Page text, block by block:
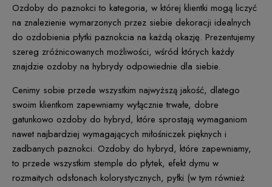
Ozdoby do paznokci to kategoria, w której klientki mogą liczyć
na znalezienie wymarzonych przez siebie dekoracji idealnych
do ozdobienia płytki paznokcia na każdą okazję. Prezentujemy
szereg zróżnicowanych możliwości, wśród których każdy
znajdzie ozdoby na hybrydy odpowiednie dla siebie.
Cenimy sobie przede wszystkim najwyższą jakość, dlatego
swoim klientkom zapewniamy wyłącznie trwałe, dobre
gatunkowo ozdoby do hybryd, które sprostają wymaganiom
nawet najbardziej wymagających miłośniczek pięknych i
zadbanych paznokci. Ozdoby do hybryd, które zapewniamy,
to przede wszystkim stemple do płytek, efekt dymu w
rozmaitych odsłonach kolorystycznych, pyłki (w tym również